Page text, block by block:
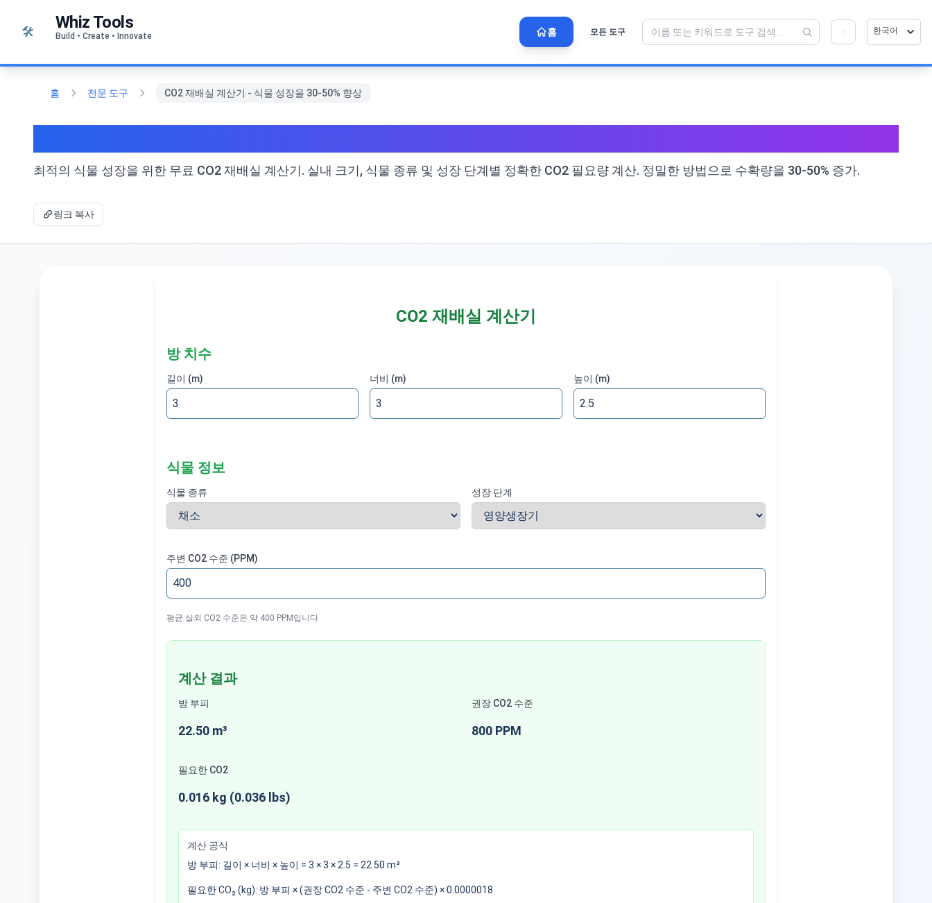
🛠️ Whiz Tools
Build • Create • Innovate 홈 모든 도구 한국어
홈 전문 도구 CO2 재배실 계산기 - 식물 성장을 30-50% 향상
최적의 식물 성장을 위한 무료 CO2 재배실 계산기. 실내 크기, 식물 종류 및 성장 단계별 정확한 CO2 필요량 계산. 정밀한 방법으로 수확량을 30-50% 증가.
링크 복사
CO2 재배실 계산기
방 치수
길이 (m) 너비 (m) 높이 (m)
식물 정보
식물 종류 성장 단계
주변 CO2 수준 (PPM)
평균 실외 CO2 수준은 약 400 PPM입니다
계산 결과
방 부피
22.50 m³
권장 CO2 수준
800 PPM
필요한 CO2
0.016 kg (0.036 lbs)
계산 공식
방 부피: 길이 × 너비 × 높이 = 3 ×3 × 2.5 = 22.50 m³
필요한 CO₂ (kg): 방 부피 × (권장 CO2 수준 - 주변 CO2 수준) × 0.0000018
💡 이 도구를 좋아하십니까? 더 나아지도록 도와
주세요!
×
열기를 클릭 →